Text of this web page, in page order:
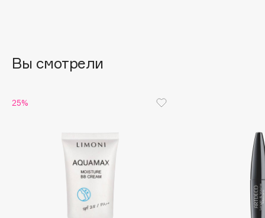
C
Carolina Herrera
Вы смотрели
25%